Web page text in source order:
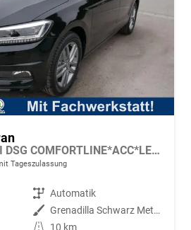
Comfortline 1.5 TSI DSG COMFORTLINE*ACC*LED*PDC*KAMERA*NAVI*SHZ* 7-SITZER 17-ZOLL
Tageszulassung
Getriebe Automatik
Außenfarbe
Grenadilla Schwarz Metallic
Kilometerstand 10 km